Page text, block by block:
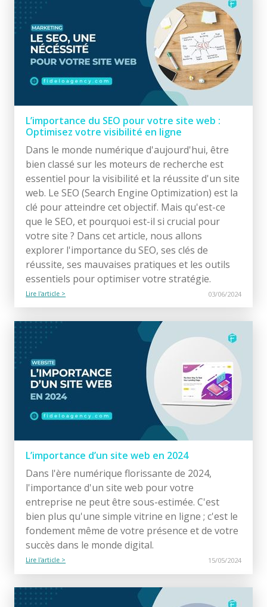
L’importance du SEO pour votre site web :
Optimisez votre visibilité en ligne
Dans le monde numérique d'aujourd'hui, être
bien classé sur les moteurs de recherche est
essentiel pour la visibilité et la réussite d'un site
web. Le SEO (Search Engine Optimization) est la
clé pour atteindre cet objectif. Mais qu'est-ce
que le SEO, et pourquoi est-il si crucial pour
votre site ? Dans cet article, nous allons
explorer l'importance du SEO, ses clés de
réussite, ses mauvaises pratiques et les outils
essentiels pour optimiser votre stratégie.
Lire l'article > 03/06/2024
L’importance d’un site web en 2024
Dans l'ère numérique florissante de 2024,
l'importance d'un site web pour votre
entreprise ne peut être sous-estimée. C'est
bien plus qu'une simple vitrine en ligne ; c'est le
fondement même de votre présence et de votre
succès dans le monde digital.
Lire l'article > 15/05/2024